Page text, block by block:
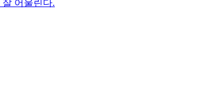
어울린다.